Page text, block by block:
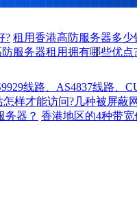
? 租用香港高防服务器多少
服务器租用拥有哪些优点
线路、AS4837线路、
样才能访问?几种被屏蔽
务器？ 香港地区的4种带